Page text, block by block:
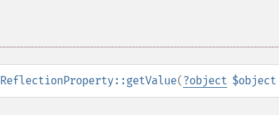
ReflectionProperty::getValue(?object $object